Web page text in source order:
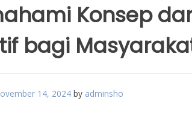
Konsep
bagi
14, 2024 by adminsho